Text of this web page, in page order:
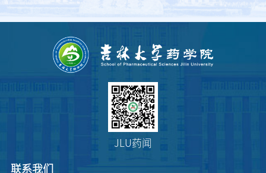
JLU药闻
联系我们